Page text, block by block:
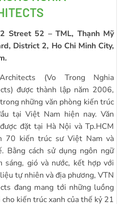
Street 52 – TML, Thạnh Mỹ
District 2, Ho Chi Minh City,
(Vo Trong Nghia
được thành lập năm 2006,
những văn phòng kiến trúc
tại Việt Nam hiện nay. Văn
đặt tại Hà Nội và Tp.HCM
70 kiến trúc sư Việt Nam và
Bằng cách sử dụng ngôn ngữ
sáng, gió và nước, kết hợp với
tự nhiên và địa phương, VTN
đang mang tới những luồng
kiến trúc xanh của thế kỷ 21